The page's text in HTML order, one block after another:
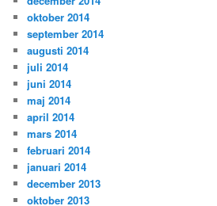
oktober 2014
september 2014
augusti 2014
juli 2014
juni 2014
maj 2014
april 2014
mars 2014
februari 2014
januari 2014
december 2013
oktober 2013